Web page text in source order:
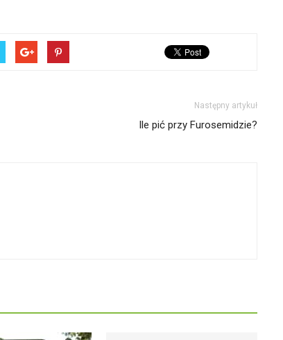
Następny artykuł
Ile pić przy Furosemidzie?